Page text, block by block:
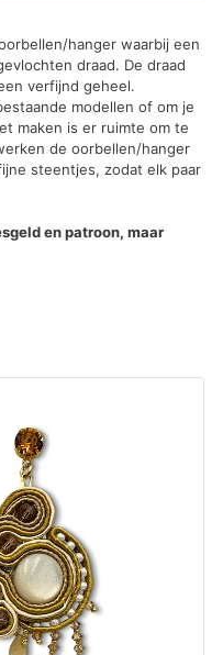
hanger waarbij een
draad. De draad
verfijnd geheel.
modellen of om je
maken is er ruimte om te
de oorbellen/hanger
steentjes, zodat elk paar
en patroon, maar